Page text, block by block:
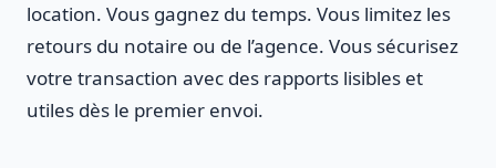
location. Vous gagnez du temps. Vous limitez les
retours du notaire ou de l’agence. Vous sécurisez
votre transaction avec des rapports lisibles et
utiles dès le premier envoi.